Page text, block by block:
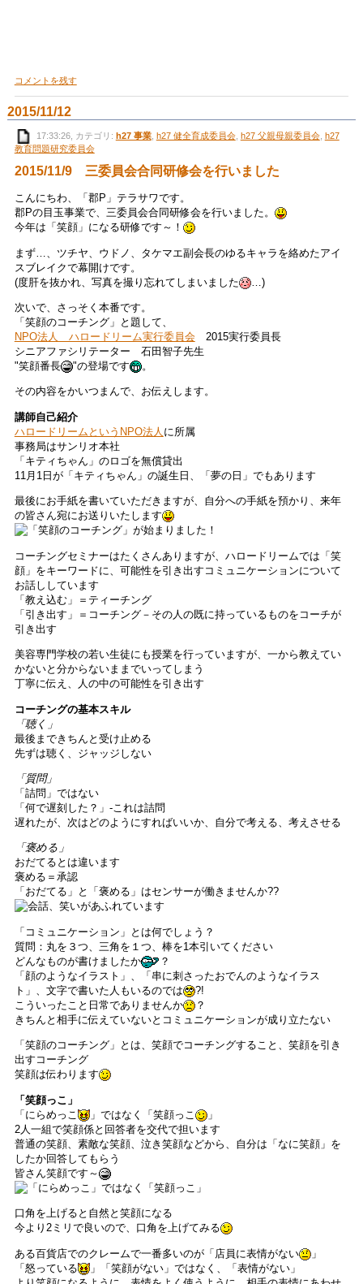
コメントを残す
2015/11/12
17:33:26, カテゴリ: h27 事業, h27 健全育成委員会, h27 父親母親委員会, h27
教育問題研究委員会
2015/11/9 三委員会合同研修会を行いました
こんにちわ、「郡P」テラサワです。
郡Pの目玉事業で、三委員会合同研修会を行いました。
今年は「笑顔」になる研修です～！
まず…、ツチヤ、ウドノ、タケマエ副会長のゆるキャラを絡めたアイ
スブレイクで幕開けです。
(度肝を抜かれ、写真を撮り忘れてしまいました
…)
次いで、さっそく本番です。
「笑顔のコーチング」と題して、
NPO法人 ハロードリーム実行委員会2015実行委員長
シニアファシリテーター 石田智子先生
"笑顔番長
"の登場です 。
その内容をかいつまんで、お伝えします。
講師自己紹介
ハロードリームというNPO法人 に所属
事務局はサンリオ本社
「キティちゃん」のロゴを無償貸出
11月1日が「キティちゃん」の誕生日、「夢の日」でもあります
最後にお手紙を書いていただきますが、自分への手紙を預かり、来年
の皆さん宛にお送りいたします
コーチングセミナーはたくさんありますが、ハロードリームでは「笑
顔」をキーワードに、可能性を引き出すコミュニケーションについて
お話ししています
「教え込む」＝ティーチング
「引き出す」＝コーチング－その人の既に持っているものをコーチが
引き出す
美容専門学校の若い生徒にも授業を行っていますが、一から教えてい
かないと分からないままでいってしまう
丁寧に伝え、人の中の可能性を引き出す
コーチングの基本スキル
「聴く」
最後まできちんと受け止める
先ずは聴く、ジャッジしない
「質問」
「詰問」ではない
「何で遅刻した？」-これは詰問
遅れたが、次はどのようにすればいいか、自分で考える、考えさせる
「褒める」
おだてるとは違います
褒める＝承認
「おだてる」と「褒める」はセンサーが働きませんか??
「コミュニケーション」とは何でしょう？
質問：丸を３つ、三角を１つ、棒を1本引いてください
どんなものが書けましたか
？
「顔のようなイラスト」、「串に刺さったおでんのようなイラス
ト」、文字で書いた人もいるのでは
?!
こういったこと日常でありませんか
？
きちんと相手に伝えていないとコミュニケーションが成り立たない
「笑顔のコーチング」とは、笑顔でコーチングすること、笑顔を引き
出すコーチング
笑顔は伝わります
「笑顔っこ」
「にらめっこ
」ではなく「笑顔っこ
」
2人一組で笑顔係と回答者を交代で担います
普通の笑顔、素敵な笑顔、泣き笑顔などから、自分は「なに笑顔」を
したか回答してもらう
皆さん笑顔です～
口角を上げると自然と笑顔になる
今より2ミリで良いので、口角を上げてみる
ある百貨店でのクレームで一番多いのが「店員に表情がない
」
「怒っている
」「笑顔がない」ではなく、「表情がない」